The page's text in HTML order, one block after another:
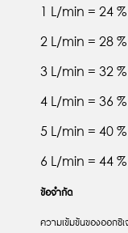
1 L/min = 24 %
2 L/min = 28 %
3 L/min = 32 %
4 L/min = 36 %
5 L/min = 40 %
6 L/min = 44 %
ข้อจำกัด
ความเข้มข้นของออกซิ